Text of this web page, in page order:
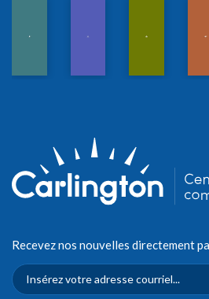
Recevez nos nouvelles directement